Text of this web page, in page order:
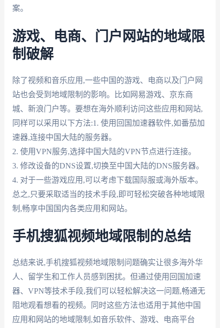
案。
游戏、电商、门户网站的地域限
制破解
除了视频和音乐应用,一些中国的游戏、电商以及门户网
站也会受到地域限制的影响。比如网易游戏、京东商
城、新浪门户等。要想在海外顺利访问这些应用和网站,
同样可以采用以下方法:1. 使用回国加速器软件,如番茄加
速器,连接中国大陆的服务器。
2. 使用VPN服务,选择中国大陆的VPN节点进行连接。
3. 修改设备的DNS设置,切换至中国大陆的DNS服务器。
4. 对于一些游戏应用,可以考虑下载国际服或海外版本。
总之,只要采取适当的技术手段,即可轻松突破各种地域限
制,畅享中国国内各类应用和网站。
手机搜狐视频地域限制的总结
总结来说,手机搜狐视频地域限制问题确实让很多海外华
人、留学生和工作人员感到困扰。但通过使用回国加速
器、VPN等技术手段,我们可以轻松解决这一问题,畅通无
阻地观看想看的视频。同时这些方法也适用于其他中国
应用和网站的地域限制,如音乐软件、游戏、电商平台